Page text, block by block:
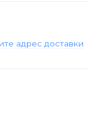
адрес доставки